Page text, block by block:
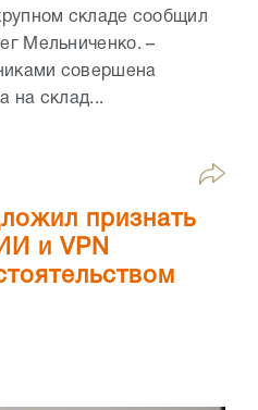
складе сообщил
Мельниченко. –
совершена
на склад...
признать
и VPN